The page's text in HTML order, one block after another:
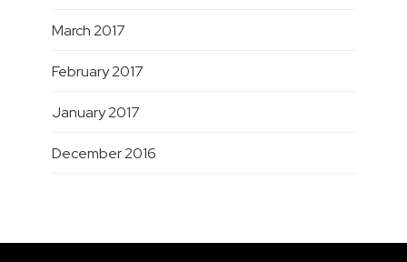
March 2017
February 2017
January 2017
December 2016